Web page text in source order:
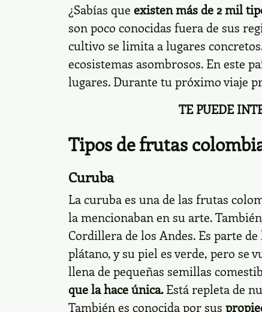
¿Sabías que existen más de 2 mil
son poco conocidas fuera de sus
cultivo se limita a lugares
ecosistemas asombrosos. En este
lugares. Durante tu próximo viaje
TE PUEDE
Tipos de frutas
Curuba
La curuba es una de las frutas
la mencionaban en su arte.
Cordillera de los Andes. Es parte
plátano, y su piel es verde, pero se
llena de pequeñas semillas
que la hace única.Está repleta de
También es conocida por sus